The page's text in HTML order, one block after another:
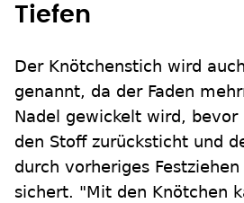
Tiefen
Der Knötchenstich wird
genannt, da der Faden
Nadel gewickelt wird,
den Stoff zurücksticht und
durch vorheriges Festziehen
sichert. "Mit den Knötchen